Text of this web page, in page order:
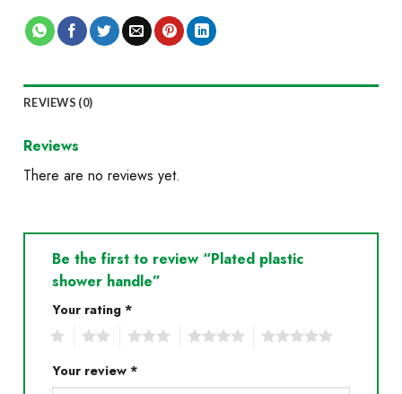
REVIEWS (0)
Reviews
There are no reviews yet.
Be the first to review “Plated plastic
shower handle”
Your rating *
Your review *